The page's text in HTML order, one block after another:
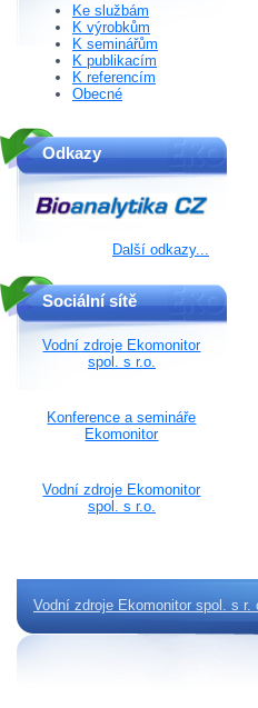
Ke službám
K výrobkům
K seminářům
K publikacím
K referencím
Obecné
Odkazy
Další odkazy...
Sociální sítě
Vodní zdroje Ekomonitor
spol. s r.o.
Konference a semináře
Ekomonitor
Vodní zdroje Ekomonitor
spol. s r.o.
Vodní zdroje Ekomonitor spol. s r.